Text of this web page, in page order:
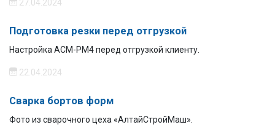
27.04.2024
Подготовка резки перед отгрузкой
Настройка АСМ-РМ4 перед отгрузкой клиенту.
22.04.2024
Сварка бортов форм
Фото из сварочного цеха «АлтайСтройМаш».